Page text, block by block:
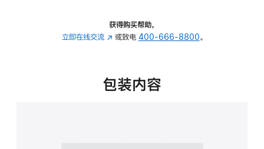
的
获得购买帮助，
立即在线交流 (在
中
或致电 400-666-8800。
包装内容